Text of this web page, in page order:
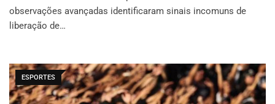
observações avançadas identificaram sinais incomuns de
liberação de…
ESPORTES